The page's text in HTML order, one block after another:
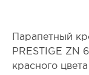
Парапетный
PRESTIGE ZN
красного